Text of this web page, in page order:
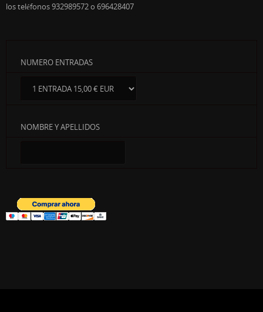
los teléfonos 932989572 o 696428407
NUMERO ENTRADAS
NOMBRE Y APELLIDOS